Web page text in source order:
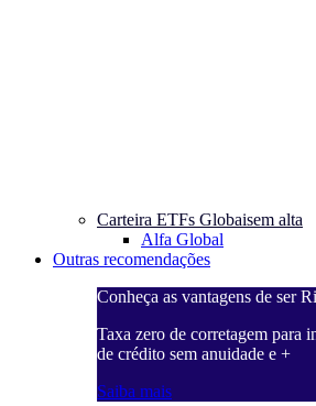
Carteira ETFs Globaisem alta
Alfa Global
Outras recomendações
Conheça as vantagens de ser
Taxa zero de corretagem para
de crédito sem anuidade e +
Saiba mais